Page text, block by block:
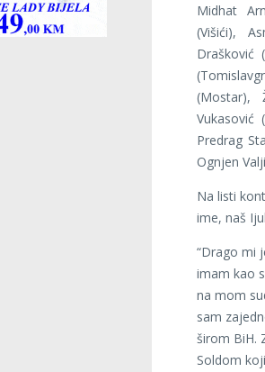
Midhat
(Višići),
Drašković
(Mostar),
Vukasović
Predrag
Ognjen
Na listi
ime, naš
“Drago mi
imam kao
na mom
sam
širom BiH.
Soldom